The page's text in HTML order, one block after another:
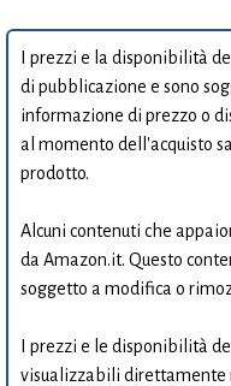
I prezzi e la disponibilità
di pubblicazione e sono
informazione di prezzo o
al momento dell'acquisto
prodotto.
Alcuni contenuti che
da Amazon.it. Questo
soggetto a modifica o
I prezzi e le disponibilità
visualizzabili direttamente